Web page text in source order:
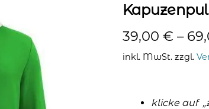
39,00 € –
inkl. MwSt. zzgl.
klicke auf